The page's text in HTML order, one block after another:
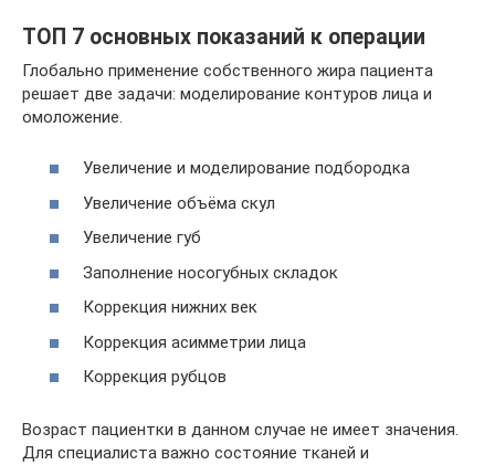
ТОП 7 основных показаний к операции
Глобально применение собственного жира пациента
решает две задачи: моделирование контуров лица и
омоложение.
Увеличение и моделирование подбородка
Увеличение объёма скул
Увеличение губ
Заполнение носогубных складок
Коррекция нижних век
Коррекция асимметрии лица
Коррекция рубцов
Возраст пациентки в данном случае не имеет значения.
Для специалиста важно состояние тканей и